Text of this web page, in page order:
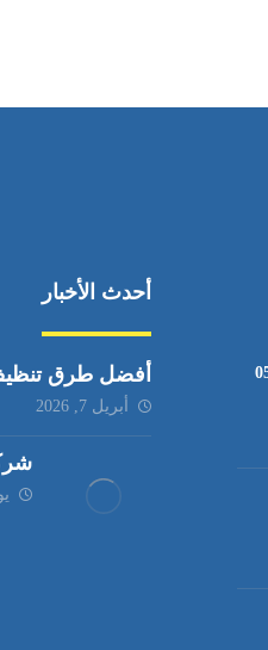
أحدث الأخبار
أفضل طرق تنظيف
أبريل 7, 2026